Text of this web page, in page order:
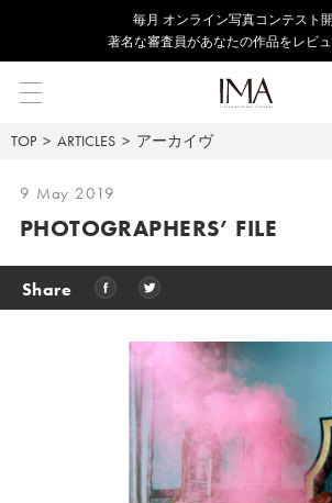
毎⽉ オンライン写真コンテスト
著名な審査員があなたの作品をレビ
TOP ARTICLES アーカイヴ
9 May 2019
PHOTOGRAPHERS’ FILE
Share